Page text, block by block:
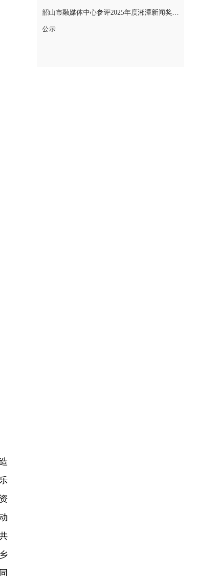
韶山市融媒体中心参评2025年度湘潭新闻奖评选作品公示
公示